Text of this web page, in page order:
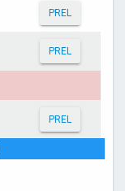
PREL
PREL
PREL